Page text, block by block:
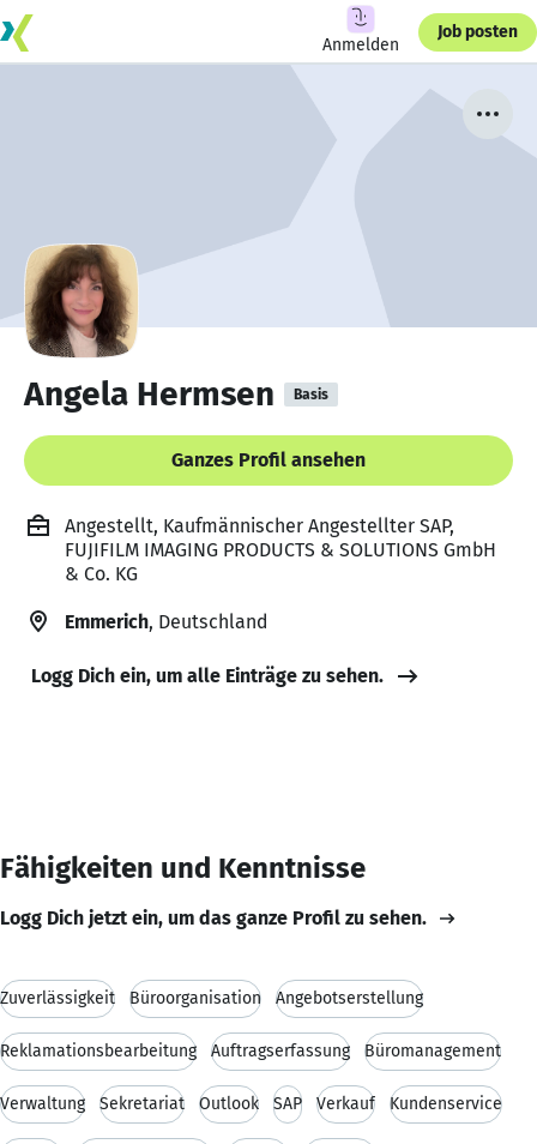
Anmelden
Job posten
Angela Hermsen Basis
Ganzes Profil ansehen
Angestellt, Kaufmännischer Angestellter SAP,
FUJIFILM IMAGING PRODUCTS & SOLUTIONS GmbH
& Co. KG
Emmerich, Deutschland
Logg Dich ein, um alle Einträge zu sehen.
Fähigkeiten und Kenntnisse
Logg Dich jetzt ein, um das ganze Profil zu sehen.
Zuverlässigkeit Büroorganisation Angebotserstellung
Reklamationsbearbeitung Auftragserfassung Büromanagement
Verwaltung Sekretariat Outlook SAP Verkauf Kundenservice